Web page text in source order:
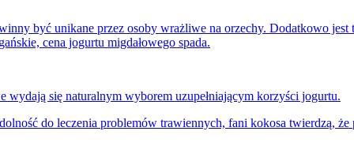
być unikane przez osoby wrażliwe na orzechy. Dodatkowo
cena jogurtu migdałowego spada.
się naturalnym wyborem uzupełniającym korzyści jogurtu.
do leczenia problemów trawiennych, fani kokosa twierdzą,